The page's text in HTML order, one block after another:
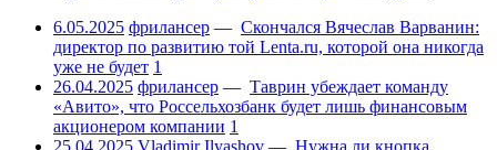
6.05.2025 фрилансер — Скончался Вячеслав Варванин:
директор по развитию той Lenta.ru, которой она никогда
уже не будет 1
26.04.2025 фрилансер — Таврин убеждает команду
«Авито», что Россельхозбанк будет лишь финансовым
акционером компании 1
25.04.2025 Vladimir Ilyashov — Нужна ли кнопка